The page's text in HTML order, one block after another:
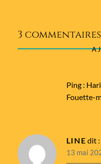
3 commentaires
Ping :
Fouette-
LINE dit :
13 mai